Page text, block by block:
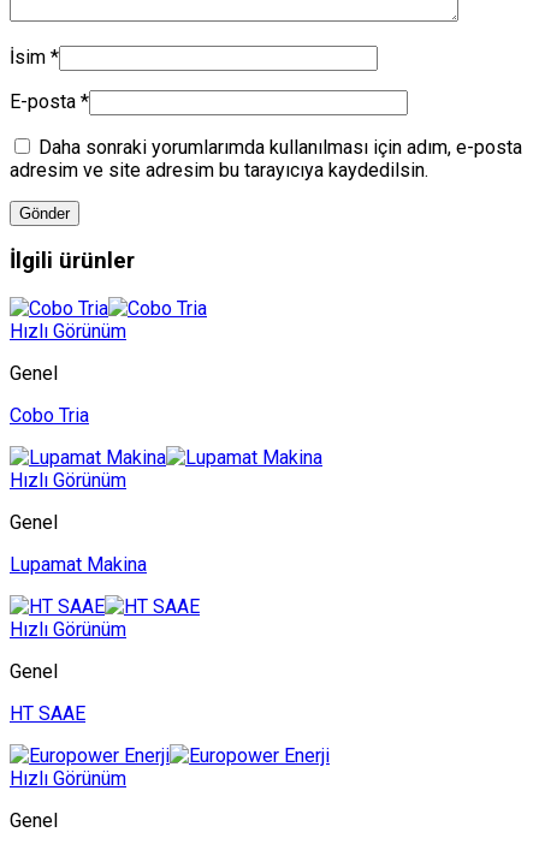
İsim *
E-posta *
Daha sonraki yorumlarımda kullanılması için adım, e-posta
adresim ve site adresim bu tarayıcıya kaydedilsin.
İlgili ürünler
Hızlı Görünüm
Genel
Cobo Tria
Hızlı Görünüm
Genel
Lupamat Makina
Hızlı Görünüm
Genel
HT SAAE
Hızlı Görünüm
Genel